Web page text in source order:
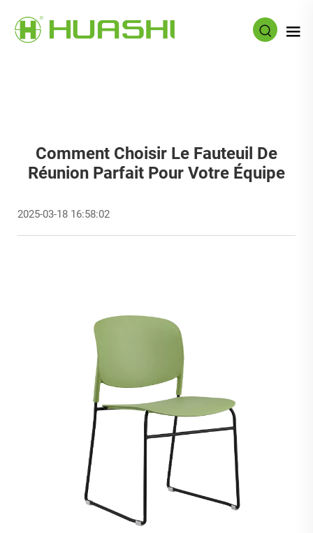
Comment Choisir Le Fauteuil De
Réunion Parfait Pour Votre Équipe
2025-03-18 16:58:02